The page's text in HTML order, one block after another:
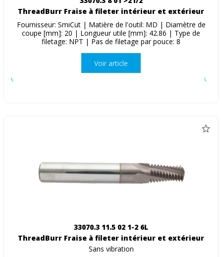
ThreadBurr Fraise à fileter intérieur et extérieur
Fournisseur: SmiCut | Matière de l'outil: MD | Diamètre de
coupe [mm]: 20 | Longueur utile [mm]: 42.86 | Type de
filetage: NPT | Pas de filetage par pouce: 8
Voir article
33070.3 11.5 02 1-2 6L
ThreadBurr Fraise à fileter intérieur et extérieur
Sans vibration